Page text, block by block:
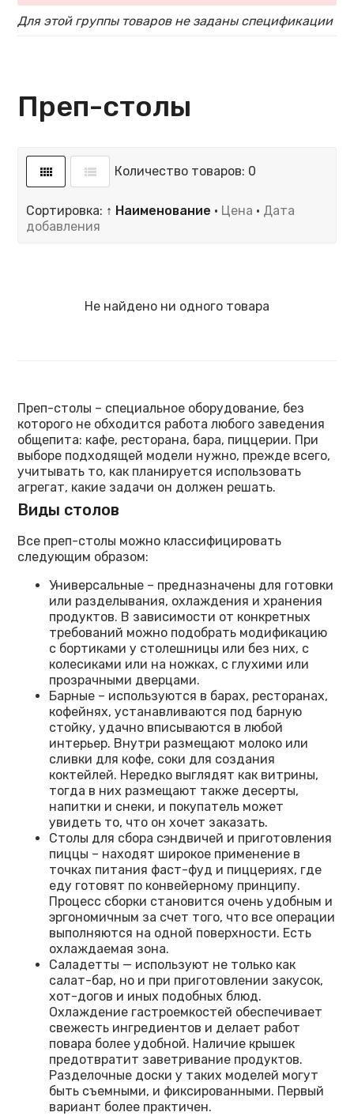
Для этой группы товаров не заданы спецификации
Преп-столы
Количество товаров: 0
Сортировка: ↑ Наименование · Цена · Дата
добавления
Не найдено ни одного товара
Преп-столы – специальное оборудование, без
которого не обходится работа любого заведения
общепита: кафе, ресторана, бара, пиццерии. При
выборе подходящей модели нужно, прежде всего,
учитывать то, как планируется использовать
агрегат, какие задачи он должен решать.
Виды столов
Все преп-столы можно классифицировать
следующим образом:
Универсальные – предназначены для готовки
или разделывания, охлаждения и хранения
продуктов. В зависимости от конкретных
требований можно подобрать модификацию
с бортиками у столешницы или без них, с
колесиками или на ножках, с глухими или
прозрачными дверцами.
Барные – используются в барах, ресторанах,
кофейнях, устанавливаются под барную
стойку, удачно вписываются в любой
интерьер. Внутри размещают молоко или
сливки для кофе, соки для создания
коктейлей. Нередко выглядят как витрины,
тогда в них размещают также десерты,
напитки и снеки, и покупатель может
увидеть то, что он хочет заказать.
Столы для сбора сэндвичей и приготовления
пиццы – находят широкое применение в
точках питания фаст-фуд и пиццериях, где
еду готовят по конвейерному принципу.
Процесс сборки становится очень удобным и
эргономичным за счет того, что все операции
выполняются на одной поверхности. Есть
охлаждаемая зона.
Саладетты — используют не только как
салат-бар, но и при приготовлении закусок,
хот-догов и иных подобных блюд.
Охлаждение гастроемкостей обеспечивает
свежесть ингредиентов и делает работ
повара более удобной. Наличие крышек
предотвратит заветривание продуктов.
Разделочные доски у таких моделей могут
быть съемными, и фиксированными. Первый
вариант более практичен.